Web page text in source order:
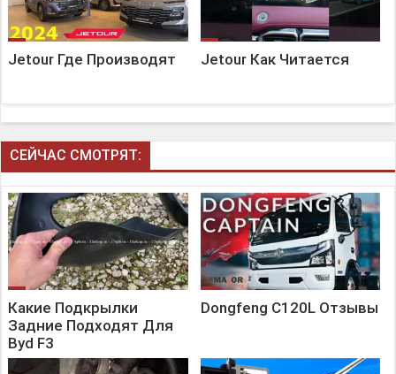
Jetour Где Производят Jetour Как Читается
СЕЙЧАС СМОТРЯТ:
Какие Подкрылки
Задние Подходят Для
Byd F3
Dongfeng C120L Отзывы